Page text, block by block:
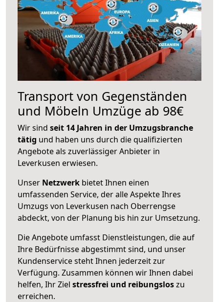
Transport von Gegenständen
und Möbeln Umzüge ab 98€
Wir sind seit 14 Jahren in der Umzugsbranche
tätig und haben uns durch die qualifizierten
Angebote als zuverlässiger Anbieter in
Leverkusen erwiesen.
Unser Netzwerk bietet Ihnen einen
umfassenden Service, der alle Aspekte Ihres
Umzugs von Leverkusen nach Oberrengse
abdeckt, von der Planung bis hin zur Umsetzung.
Die Angebote umfasst Dienstleistungen, die auf
Ihre Bedürfnisse abgestimmt sind, und unser
Kundenservice steht Ihnen jederzeit zur
Verfügung. Zusammen können wir Ihnen dabei
helfen, Ihr Ziel stressfrei und reibungsloszu
erreichen.